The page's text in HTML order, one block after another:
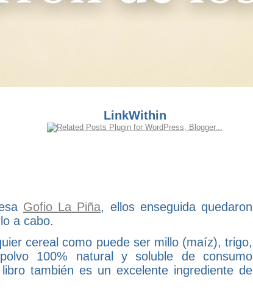
LinkWithin
Gofio La Piña, ellos enseguida quedaron
a cabo.
cereal como puede ser millo (maíz), trigo,
100% natural y soluble de consumo
también es un excelente ingrediente de